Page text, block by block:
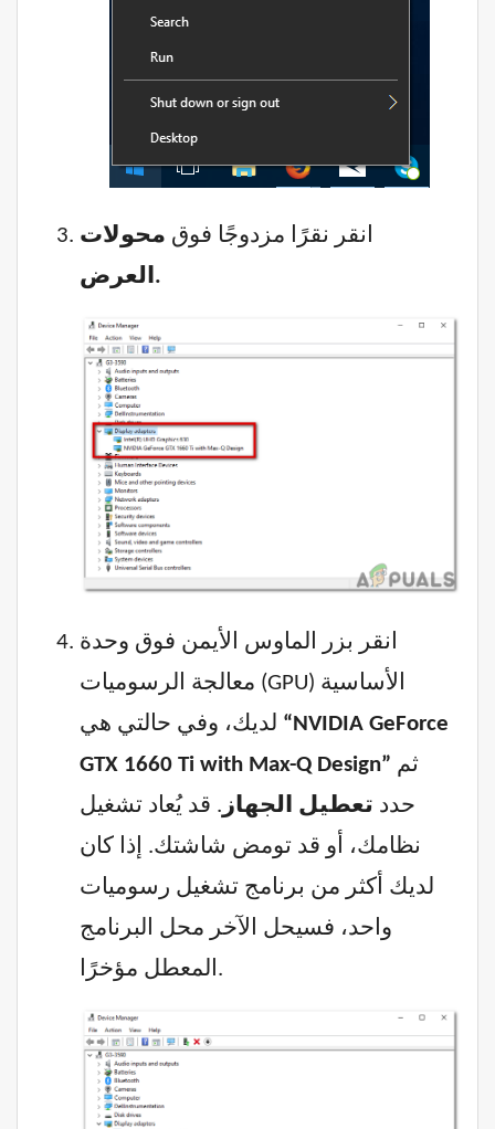
انقر نقرًا مزدوجًا فوق محولات
العرض.
انقر بزر الماوس الأيمن فوق وحدة
معالجة الرسوميات (GPU) الأساسية
“NVIDIA GeForce
GTX 1660 Ti with Max-Q Design” ثم
حدد تعطيل الجهاز . قد يُعاد تشغيل
نظامك، أو قد تومض شاشتك. إذا كان
لديك أكثر من برنامج تشغيل رسوميات
واحد، فسيحل الآخر محل البرنامج
المعطل مؤخرًا.